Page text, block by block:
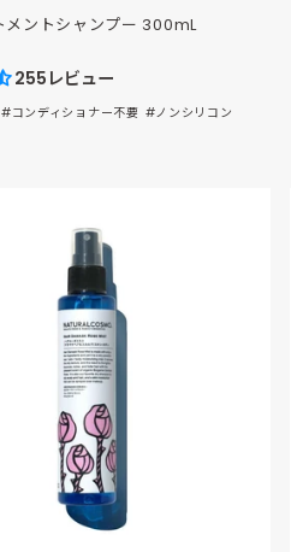
メントシャンプー 300mL
255レビュー
#コンディショナー不要 #ノンシリコン